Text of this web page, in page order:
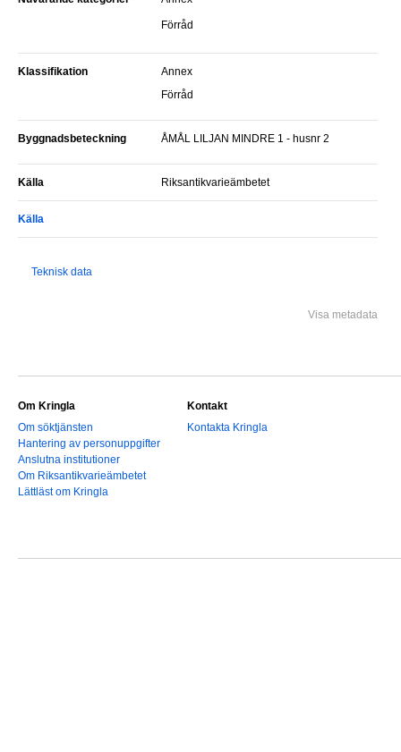
Förråd
Klassifikation
Annex
Förråd
Byggnadsbeteckning ÅMÅL LILJAN MINDRE 1 - husnr 2
Källa Riksantikvarieämbetet
Källa
Teknisk data
Visa metadata
Om Kringla
Om söktjänsten
Hantering av personuppgifter
Anslutna institutioner
Om Riksantikvarieämbetet
Lättläst om Kringla
Kontakt
Kontakta Kringla